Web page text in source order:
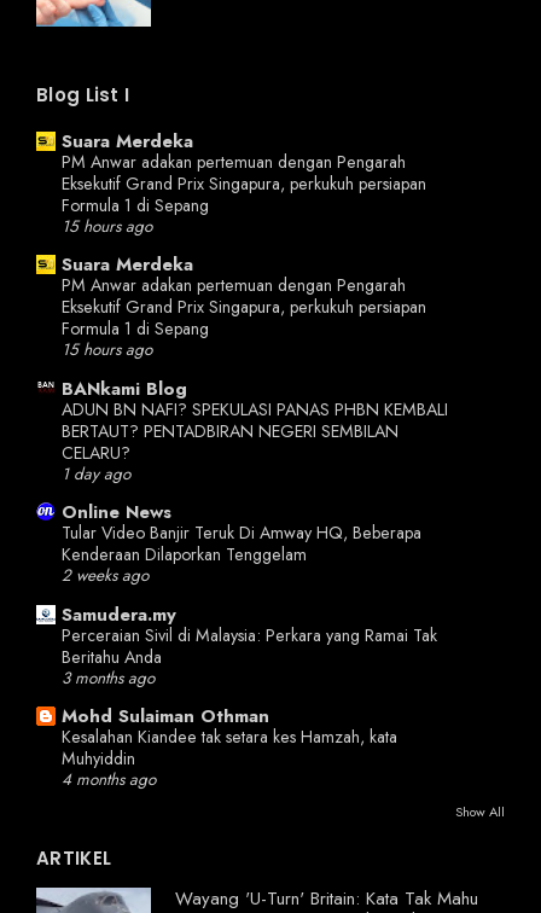
Blog List I
Suara Merdeka
PM Anwar adakan pertemuan dengan Pengarah
Eksekutif Grand Prix Singapura, perkukuh persiapan
Formula 1 di Sepang
15 hours ago
Suara Merdeka
PM Anwar adakan pertemuan dengan Pengarah
Eksekutif Grand Prix Singapura, perkukuh persiapan
Formula 1 di Sepang
15 hours ago
BANkami Blog
ADUN BN NAFI? SPEKULASI PANAS PHBN KEMBALI
BERTAUT? PENTADBIRAN NEGERI SEMBILAN
CELARU?
1 day ago
Online News
Tular Video Banjir Teruk Di Amway HQ, Beberapa
Kenderaan Dilaporkan Tenggelam
2 weeks ago
Samudera.my
Perceraian Sivil di Malaysia: Perkara yang Ramai Tak
Beritahu Anda
3 months ago
Mohd Sulaiman Othman
Kesalahan Kiandee tak setara kes Hamzah, kata
Muhyiddin
4 months ago
Show All
ARTIKEL
Wayang 'U-Turn' Britain: Kata Tak Mahu